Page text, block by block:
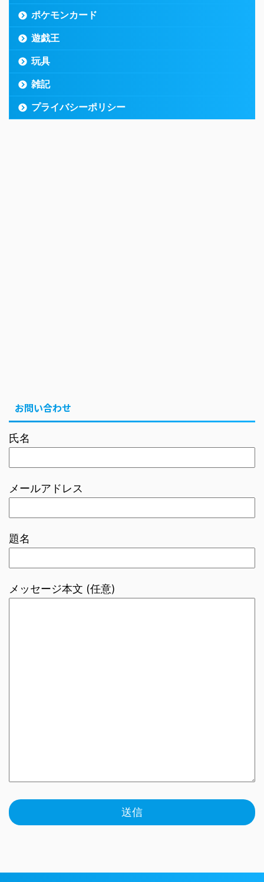
ポケモンカード
遊戯王
玩具
雑記
プライバシーポリシー
お問い合わせ
氏名
メールアドレス
題名
メッセージ本文 (任意)